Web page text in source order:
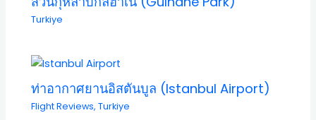
Turkiye
ท่าอากาศยานอิสตันบูล (Istanbul Airport)
Flight Reviews,Turkiye